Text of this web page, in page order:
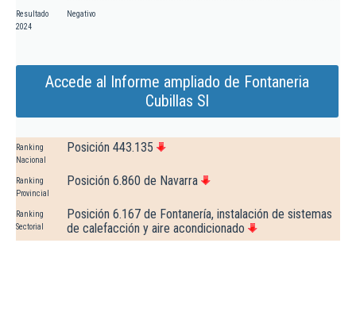
Resultado
2024
Negativo
Accede al Informe ampliado de Fontaneria
Cubillas Sl
Ranking
Nacional
Posición 443.135
Ranking
Provincial
Posición 6.860 de Navarra
Ranking
Sectorial
Posición 6.167 de Fontanería, instalación de sistemas
de calefacción y aire acondicionado